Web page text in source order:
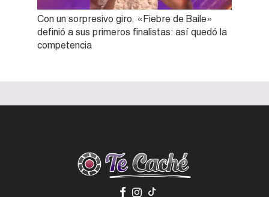
Con un sorpresivo giro, «Fiebre de Baile»
definió a sus primeros finalistas: así quedó la
competencia